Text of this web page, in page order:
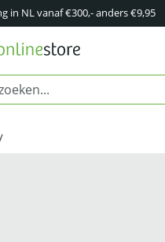
in NL vanaf €300,- anders €9,95